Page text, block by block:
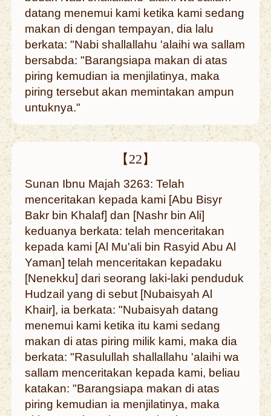
datang menemui kami ketika kami sedang
makan di dengan tempayan, dia lalu
berkata: "Nabi shallallahu 'alaihi wa sallam
bersabda: "Barangsiapa makan di atas
piring kemudian ia menjilatinya, maka
piring tersebut akan memintakan ampun
untuknya."
【22】
Sunan Ibnu Majah 3263: Telah
menceritakan kepada kami [Abu Bisyr
Bakr bin Khalaf] dan [Nashr bin Ali]
keduanya berkata: telah menceritakan
kepada kami [Al Mu'ali bin Rasyid Abu Al
Yaman] telah menceritakan kepadaku
[Nenekku] dari seorang laki-laki penduduk
Hudzail yang di sebut [Nubaisyah Al
Khair], ia berkata: "Nubaisyah datang
menemui kami ketika itu kami sedang
makan di atas piring milik kami, maka dia
berkata: "Rasulullah shallallahu 'alaihi wa
sallam menceritakan kepada kami, beliau
katakan: "Barangsiapa makan di atas
piring kemudian ia menjilatinya, maka